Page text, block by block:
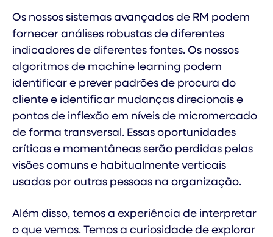
Os nossos sistemas avançados de RM podem
fornecer análises robustas de diferentes
indicadores de diferentes fontes. Os nossos
algoritmos de machine learning podem
identificar e prever padrões de procura do
cliente e identificar mudanças direcionais e
pontos de inflexão em níveis de micromercado
de forma transversal. Essas oportunidades
críticas e momentâneas serão perdidas pelas
visões comuns e habitualmente verticais
usadas por outras pessoas na organização.
Além disso, temos a experiência de interpretar
o que vemos. Temos a curiosidade de explorar